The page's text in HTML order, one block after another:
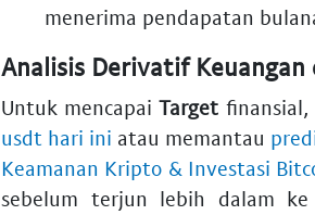
menerima pendapatan
Analisis Derivatif
Untuk mencapaiTarget
usdt hari ini atau memantau
Keamanan Kripto & Investasi
sebelum terjun lebih dalam